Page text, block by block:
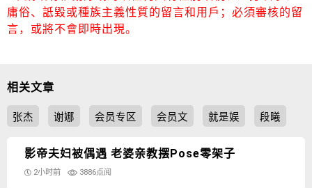
庸俗、詆毀或種族主義性質的留言和用戶；必須審核的留
言，或將不會即時出現。
相关文章
张杰 谢娜 会员专区 会员文 就是娱 段曦
影帝夫妇被偶遇 老婆亲教摆Pose零架子
2小时前 3886点阅